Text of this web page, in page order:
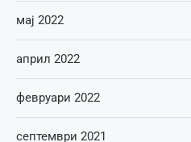
мај 2022
април 2022
февруари 2022
септември 2021